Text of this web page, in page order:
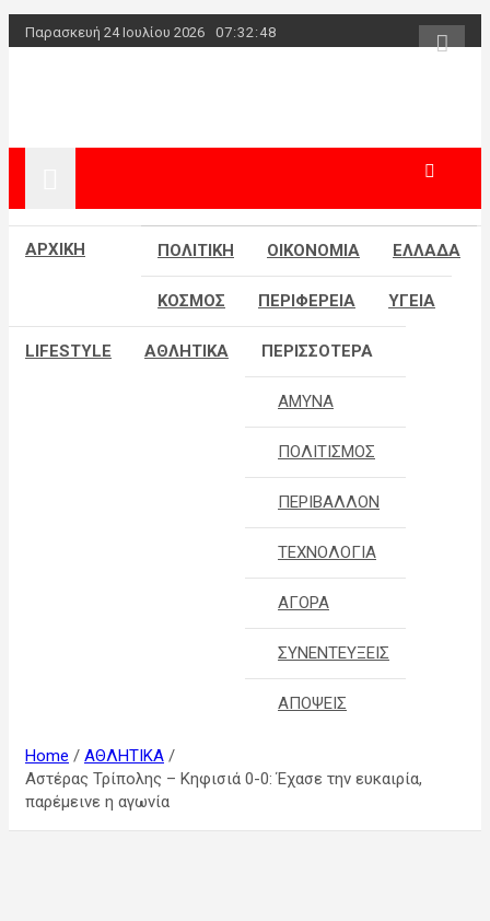
Skip
to
Παρασκευή 24 Ιουλίου 2026 07:32:49
ΑΡΧΙΚΗ ΠΟΛΙΤΙΚΗ ΟΙΚΟΝΟΜΙΑ ΕΛΛΑΔΑ
ΚΟΣΜΟΣ ΠΕΡΙΦΕΡΕΙΑ ΥΓΕΙΑ
LIFESTYLE ΑΘΛΗΤΙΚΑ ΠΕΡΙΣΣΟΤΕΡΑ
ΑΜΥΝΑ
ΠΟΛΙΤΙΣΜΟΣ
ΠΕΡΙΒΑΛΛΟΝ
ΤΕΧΝΟΛΟΓΙΑ
ΑΓΟΡΑ
ΣΥΝΕΝΤΕΥΞΕΙΣ
ΑΠΟΨΕΙΣ
Home
ΑΘΛΗΤΙΚΑ
Αστέρας Τρίπολης – Κηφισιά 0-0: Έχασε την ευκαιρία,
παρέμεινε η αγωνία